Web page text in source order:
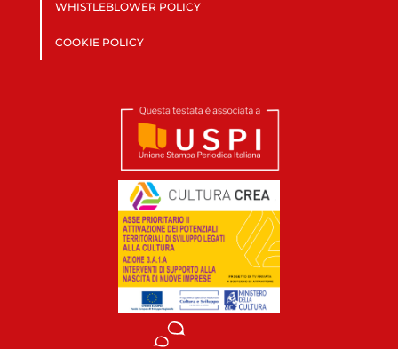
WHISTLEBLOWER POLICY
COOKIE POLICY